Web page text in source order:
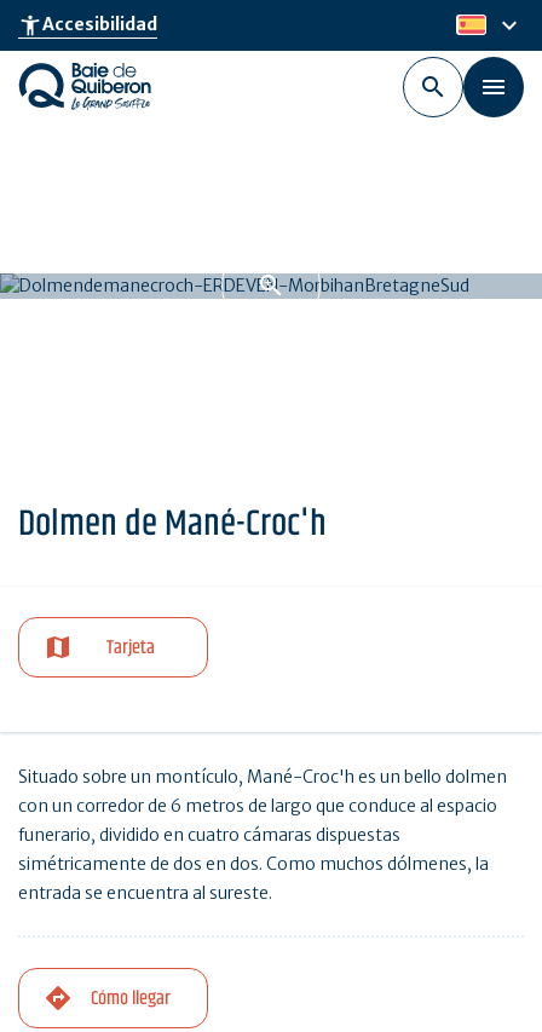
Skip
main
content
accessibility_newAccesibilidad es
keyboard_arrow_down
Dolmen de Mané-Croc'h
Tarjeta
Situado sobre un montículo, Mané-Croc'h es un bello dolmen
con un corredor de 6 metros de largo que conduce al espacio
funerario, dividido en cuatro cámaras dispuestas
simétricamente de dos en dos. Como muchos dólmenes, la
entrada se encuentra al sureste.
Cómo llegar